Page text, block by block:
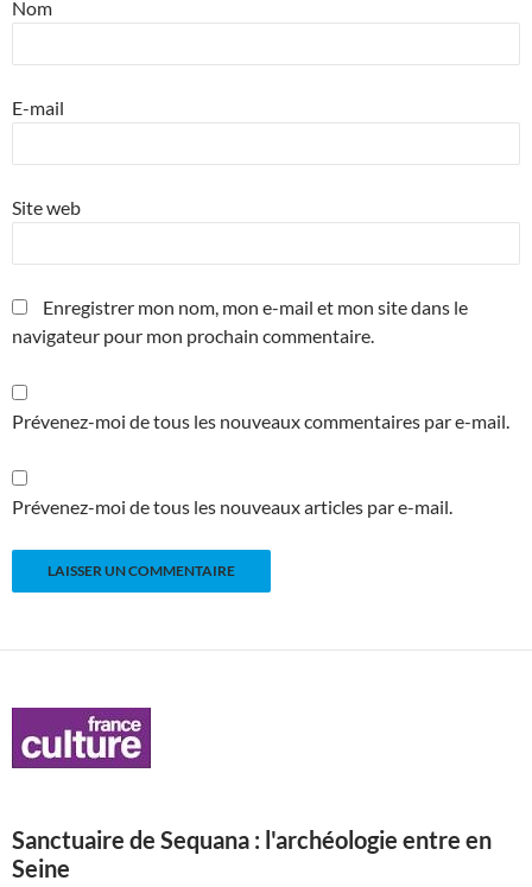
Nom
E-mail
Site web
Enregistrer mon nom, mon e-mail et mon site dans le
navigateur pour mon prochain commentaire.
Prévenez-moi de tous les nouveaux commentaires par e-mail.
Prévenez-moi de tous les nouveaux articles par e-mail.
Sanctuaire de Sequana : l'archéologie entre en
Seine